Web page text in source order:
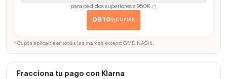
para pedidos superiores a 950€ (*)
DB10 COPIAR
* Cupón aplicable en todas las marcas excepto GME, NASHI.
Fracciona tu pago con Klarna